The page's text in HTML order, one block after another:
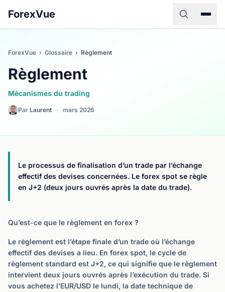
ForexVue
ForexVue › Glossaire › Règlement
Règlement
Mécanismes du trading
Par Laurent · mars 2026
Le processus de finalisation d’un trade par l’échange
effectif des devises concernées. Le forex spot se règle
en J+2 (deux jours ouvrés après la date du trade).
Qu’est-ce que le règlement en forex ?
Le règlement est l’étape finale d’un trade où l’échange
effectif des devises a lieu. En forex spot, le cycle de
règlement standard est J+2, ce qui signifie que le règlement
intervient deux jours ouvrés après l’exécution du trade. Si
vous achetez l’EUR/USD le lundi, la date technique de